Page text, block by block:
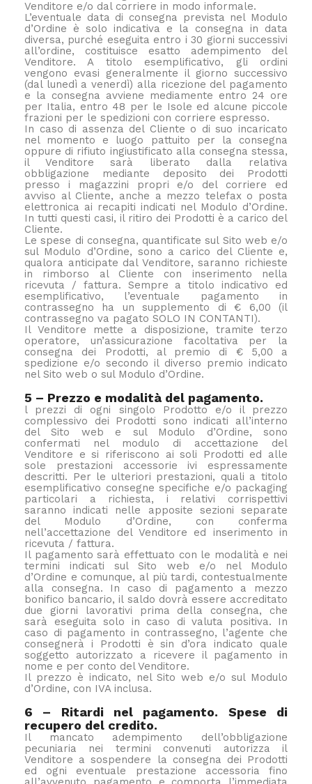
Venditore e/o dal corriere in modo informale.
L’eventuale data di consegna prevista nel Modulo
d’Ordine è solo indicativa e la consegna in data
diversa, purché eseguita entro i 30 giorni successivi
all’ordine, costituisce esatto adempimento del
Venditore. A titolo esemplificativo, gli ordini
vengono evasi generalmente il giorno successivo
(dal lunedì a venerdì) alla ricezione del pagamento
e la consegna avviene mediamente entro 24 ore
per Italia, entro 48 per le Isole ed alcune piccole
frazioni per le spedizioni con corriere espresso.
In caso di assenza del Cliente o di suo incaricato
nel momento e luogo pattuito per la consegna
oppure di rifiuto ingiustificato alla consegna stessa,
il Venditore sarà liberato dalla relativa
obbligazione mediante deposito dei Prodotti
presso i magazzini propri e/o del corriere ed
avviso al Cliente, anche a mezzo telefax o posta
elettronica ai recapiti indicati nel Modulo d’Ordine.
In tutti questi casi, il ritiro dei Prodotti è a carico del
Cliente.
Le spese di consegna, quantificate sul Sito web e/o
sul Modulo d’Ordine, sono a carico del Cliente e,
qualora anticipate dal Venditore, saranno richieste
in rimborso al Cliente con inserimento nella
ricevuta / fattura. Sempre a titolo indicativo ed
esemplificativo, l’eventuale pagamento in
contrassegno ha un supplemento di € 6,00 (il
contrassegno va pagato SOLO IN CONTANTI).
Il Venditore mette a disposizione, tramite terzo
operatore, un’assicurazione facoltativa per la
consegna dei Prodotti, al premio di € 5,00 a
spedizione e/o secondo il diverso premio indicato
nel Sito web o sul Modulo d’Ordine.
5 – Prezzo e modalità del pagamento.
l prezzi di ogni singolo Prodotto e/o il prezzo
complessivo dei Prodotti sono indicati all’interno
del Sito web e sul Modulo d’Ordine, sono
confermati nel modulo di accettazione del
Venditore e si riferiscono ai soli Prodotti ed alle
sole prestazioni accessorie ivi espressamente
descritti. Per le ulteriori prestazioni, quali a titolo
esemplificativo consegne specifiche e/o packaging
particolari a richiesta, i relativi corrispettivi
saranno indicati nelle apposite sezioni separate
del Modulo d’Ordine, con conferma
nell’accettazione del Venditore ed inserimento in
ricevuta / fattura.
Il pagamento sarà effettuato con le modalità e nei
termini indicati sul Sito web e/o nel Modulo
d’Ordine e comunque, al più tardi, contestualmente
alla consegna. In caso di pagamento a mezzo
bonifico bancario, il saldo dovrà essere accreditato
due giorni lavorativi prima della consegna, che
sarà eseguita solo in caso di valuta positiva. In
caso di pagamento in contrassegno, l’agente che
consegnerà i Prodotti è sin d’ora indicato quale
soggetto autorizzato a ricevere il pagamento in
nome e per conto del Venditore.
Il prezzo è indicato, nel Sito web e/o sul Modulo
d’Ordine, con IVA inclusa.
6 – Ritardi nel pagamento. Spese di
recupero del credito.
Il mancato adempimento dell’obbligazione
pecuniaria nei termini convenuti autorizza il
Venditore a sospendere la consegna dei Prodotti
ed ogni eventuale prestazione accessoria fino